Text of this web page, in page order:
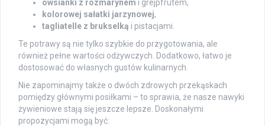
owsianki z rozmarynem i grejpfrutem,
kolorowej sałatki jarzynowej,
tagliatelle z brukselką i pistacjami.
Te potrawy są nie tylko szybkie do przygotowania, ale
również pełne wartości odżywczych. Dodatkowo, łatwo je
dostosować do własnych gustów kulinarnych.
Nie zapominajmy także o dwóch zdrowych przekąskach
pomiędzy głównymi posiłkami – to sprawia, że nasze nawyki
żywieniowe stają się jeszcze lepsze. Doskonałymi
propozycjami mogą być: